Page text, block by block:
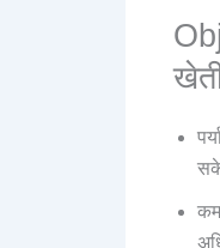
कम